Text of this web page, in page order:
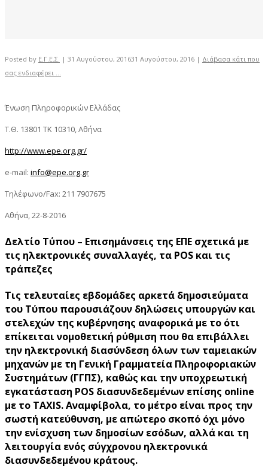
Posted by Ε.Γ.Ε.Σ. | 31 Αυγούστου, 201631 Αυγούστου, 2016 | Διάβασα κάτι που
σας ενδιαφέρει ...
Ένωση Πληροφορικών Ελλάδας
Τ.Θ. 13801 ΤΚ 10310, Αθήνα
http://www.epe.org.gr/
e-mail: info@epe.org.gr
Τηλέφωνο/Fax: 211 7907675
Αθήνα, 22-8-2016
Δελτίο Τύπου – Επισημάνσεις της ΕΠΕ σχετικά με
τις ηλεκτρονικές συναλλαγές, τα POS και τις
τράπεζες
Τις τελευταίες εβδομάδες αρκετά δημοσιεύματα
του Τύπου παρουσιάζουν δηλώσεις υπουργών και
στελεχών της κυβέρνησης αναφορικά με το ότι
επίκειται νομοθετική ρύθμιση που θα επιβάλλει
την ηλεκτρονική διασύνδεση όλων των ταμειακών
μηχανών με τη Γενική Γραμματεία Πληροφοριακών
Συστημάτων (ΓΓΠΣ), καθώς και την υποχρεωτική
εγκατάσταση POS διασυνδεδεμένων επίσης online
με το TAXIS. Αναμφίβολα, το μέτρο είναι προς την
σωστή κατεύθυνση, με απώτερο σκοπό όχι μόνο
την ενίσχυση των δημοσίων εσόδων, αλλά και τη
λειτουργία ενός σύγχρονου ηλεκτρονικά
διασυνδεδεμένου κράτους.